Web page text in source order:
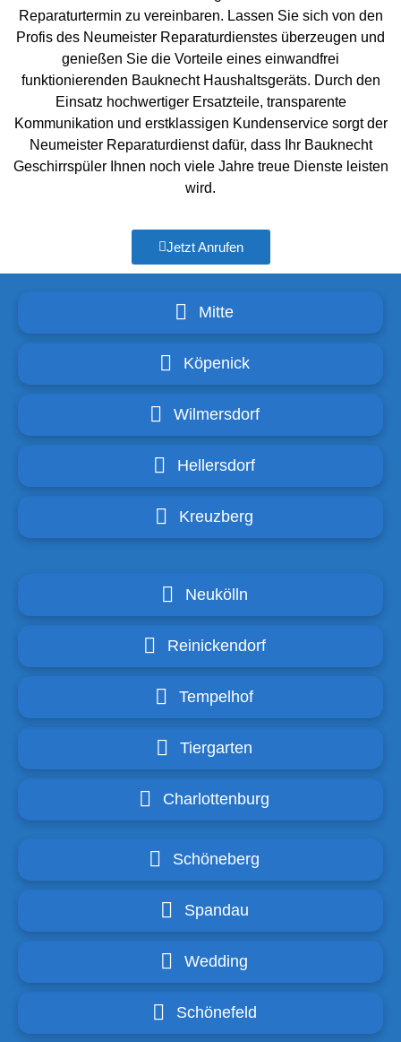
Reparaturtermin zu vereinbaren. Lassen Sie sich von den
Profis des Neumeister Reparaturdienstes überzeugen und
genießen Sie die Vorteile eines einwandfrei
funktionierenden Bauknecht Haushaltsgeräts. Durch den
Einsatz hochwertiger Ersatzteile, transparente
Kommunikation und erstklassigen Kundenservice sorgt der
Neumeister Reparaturdienst dafür, dass Ihr Bauknecht
Geschirrspüler Ihnen noch viele Jahre treue Dienste leisten
wird.
Jetzt Anrufen
Mitte
Köpenick
Wilmersdorf
Hellersdorf
Kreuzberg
Neukölln
Reinickendorf
Tempelhof
Tiergarten
Charlottenburg
Schöneberg
Spandau
Wedding
Schönefeld